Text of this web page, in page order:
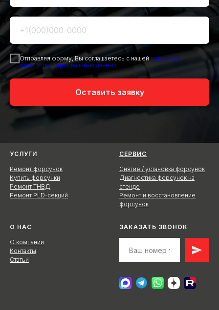
Отправляя форму, Вы соглашаетесь с нашей политикой
обработки персональных данных
Оставить заявку
УСЛУГИ
Ремонт форсунок
Купить форсунки
Ремонт ТНВД
Ремонт PLD-секций
СЕРВИС
Снятие / установка форсунок
Диагностика форсунок на
стенде
Ремонт и восстановление
форсунок
О НАС
О компании
Контакты
Статьи
ЗАКАЗАТЬ ЗВОНОК